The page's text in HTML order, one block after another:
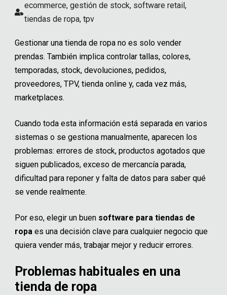
ecommerce, gestión de stock, software retail ,
tiendas de ropa, tpv
Gestionar una tienda de ropa no es solo vender
prendas. También implica controlar tallas, colores,
temporadas, stock, devoluciones, pedidos,
proveedores, TPV, tienda online y, cada vez más,
marketplaces.
Cuando toda esta información está separada en varios
sistemas o se gestiona manualmente, aparecen los
problemas: errores de stock, productos agotados que
siguen publicados, exceso de mercancía parada,
dificultad para reponer y falta de datos para saber qué
se vende realmente.
Por eso, elegir un buen software para tiendas de
ropa es una decisión clave para cualquier negocio que
quiera vender más, trabajar mejor y reducir errores.
Problemas habituales en una
tienda de ropa